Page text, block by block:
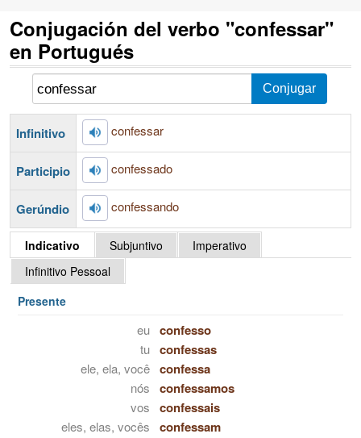
Conjugación del verbo "confessar"
en Portugués
Infinitivo confessar
Participio confessado
Gerúndio confessando
Indicativo Subjuntivo
Imperativo
Infinitivo Pessoal
Presente
eu confesso
tu confessas
ele, ela, você confessa
nós confessamos
vos confessais
eles, elas, vocês confessam